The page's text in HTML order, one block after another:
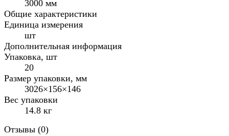
3000 мм
Общие характеристики
Единица измерения
шт
Дополнительная информация
Упаковка, шт
20
Размер упаковки, мм
3026×156×146
Вес упаковки
14.8 кг
Отзывы (0)